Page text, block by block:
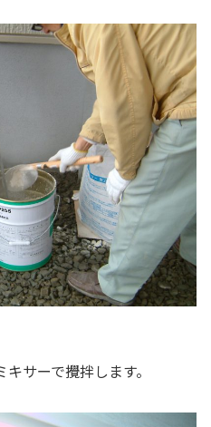
サーで攪拌します。